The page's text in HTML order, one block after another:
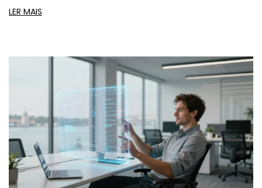
melhores práticas.
LER MAIS